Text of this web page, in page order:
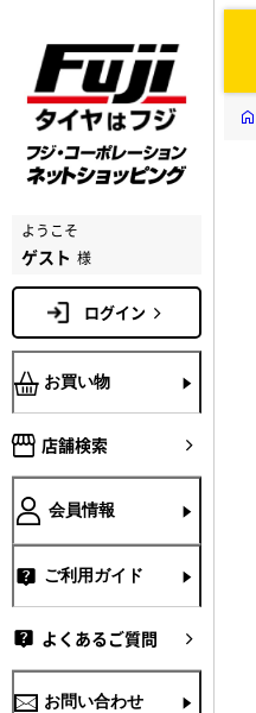
ようこそ
ゲスト 様
ログイン
お買い物
店舗検索
会員情報
ご利用ガイド
よくあるご質問
お問い合わせ